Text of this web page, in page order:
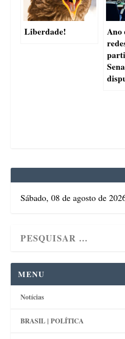
Liberdade!
Ano
Sábado, 08 de agosto de
MENU
Notícias
BRASIL | POLÍTICA